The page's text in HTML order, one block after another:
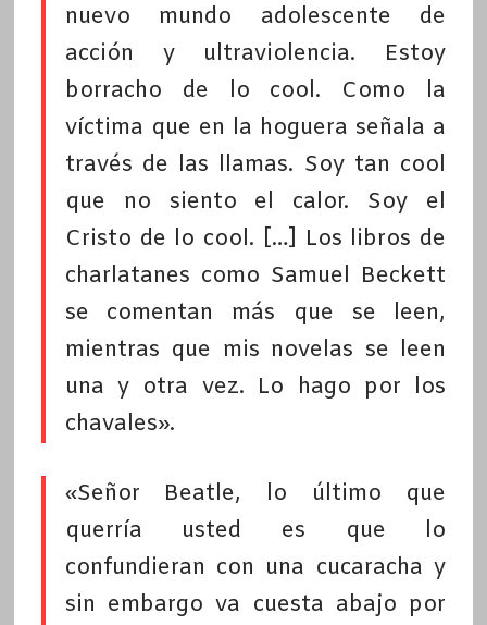
nuevo mundo adolescente de
acción y ultraviolencia. Estoy
borracho de lo cool. Como la
víctima que en la hoguera señala a
través de las llamas. Soy tan cool
que no siento el calor. Soy el
Cristo de lo cool. […] Los libros de
charlatanes como Samuel Beckett
se comentan más que se leen,
mientras que mis novelas se leen
una y otra vez. Lo hago por los
chavales».
«Señor Beatle, lo último que
querría usted es que lo
confundieran con una cucaracha y
sin embargo va cuesta abajo por